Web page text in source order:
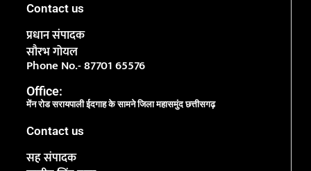
Contact us
प्रधान संपादक
सौरभ गोयल
Phone No.- 87701 65576
Office:
मेंन रोड सरायपाली ईदगाह के सामने जिला महासमुंद छत्तीसगढ़
Contact us
सह संपादक